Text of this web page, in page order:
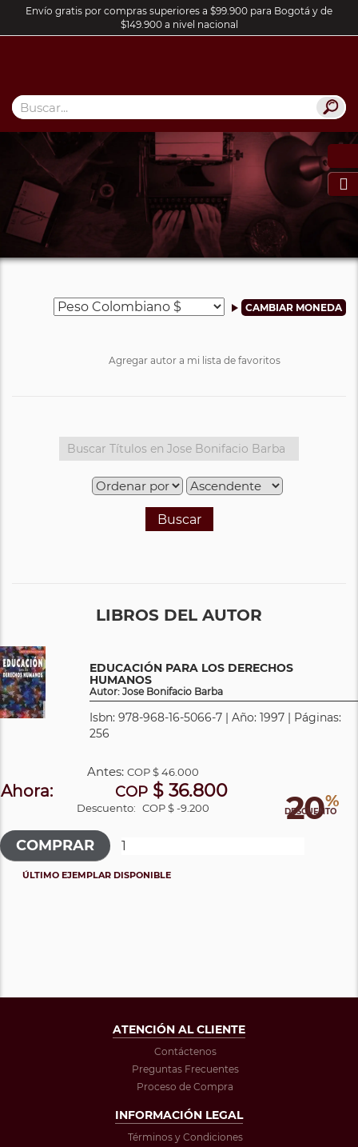
Envío gratis por compras superiores a $99.900 para Bogotá y de
$149.900 a nivel nacional

Agregar autor a mi lista de favoritos
Buscar
LIBROS DEL AUTOR
EDUCACIÓN PARA LOS DERECHOS
HUMANOS
Autor: Jose Bonifacio Barba
Isbn: 978-968-16-5066-7 | Año: 1997 | Páginas:
256
20%
DESCUENTO
Antes:COP$ 46.000
Ahora: COP$ 36.800
Descuento: COP $ -9.200
ÚLTIMO EJEMPLAR DISPONIBLE
ATENCIÓN AL CLIENTE
Contáctenos
Preguntas Frecuentes
Proceso de Compra
INFORMACIÓN LEGAL
Términos y Condiciones